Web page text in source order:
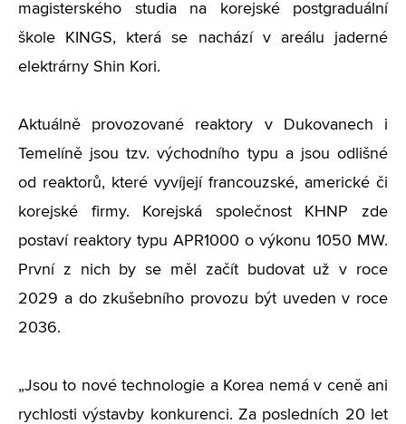
magisterského studia na korejské postgraduální
škole KINGS, která se nachází v areálu jaderné
elektrárny Shin Kori.
Aktuálně provozované reaktory v Dukovanech i
Temelíně jsou tzv. východního typu a jsou odlišné
od reaktorů, které vyvíjejí francouzské, americké či
korejské firmy. Korejská společnost KHNP zde
postaví reaktory typu APR1000 o výkonu 1050 MW.
První z nich by se měl začít budovat už v roce
2029 a do zkušebního provozu být uveden v roce
2036.
„Jsou to nové technologie a Korea nemá v ceně ani
rychlosti výstavby konkurenci. Za posledních 20 let